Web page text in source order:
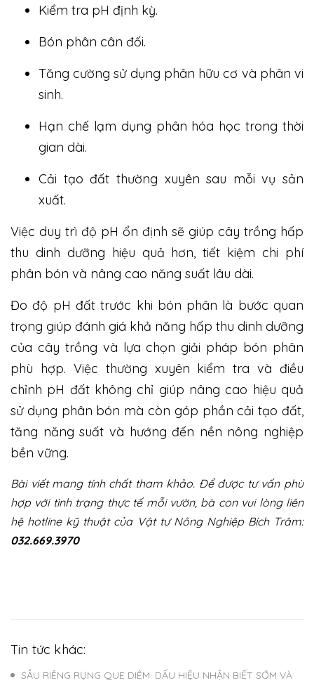
Kiểm tra pH định kỳ.
Bón phân cân đối.
Tăng cường sử dụng phân hữu cơ và phân vi
sinh.
Hạn chế lạm dụng phân hóa học trong thời
gian dài.
Cải tạo đất thường xuyên sau mỗi vụ sản
xuất.
Việc duy trì độ pH ổn định sẽ giúp cây trồng hấp
thu dinh dưỡng hiệu quả hơn, tiết kiệm chi phí
phân bón và nâng cao năng suất lâu dài.
Đo độ pH đất trước khi bón phân là bước quan
trọng giúp đánh giá khả năng hấp thu dinh dưỡng
của cây trồng và lựa chọn giải pháp bón phân
phù hợp. Việc thường xuyên kiểm tra và điều
chỉnh pH đất không chỉ giúp nâng cao hiệu quả
sử dụng phân bón mà còn góp phần cải tạo đất,
tăng năng suất và hướng đến nền nông nghiệp
bền vững.
Bài viết mang tính chất tham khảo. Để được tư vấn phù
hợp với tình trạng thực tế mỗi vườn, bà con vui lòng liên
hệ hotline kỹ thuật của Vật tư Nông Nghiệp Bích Trâm:
032.669.3970
Tin tức khác:
SẦU RIÊNG RỤNG QUE DIÊM: DẤU HIỆU NHẬN BIẾT SỚM VÀ